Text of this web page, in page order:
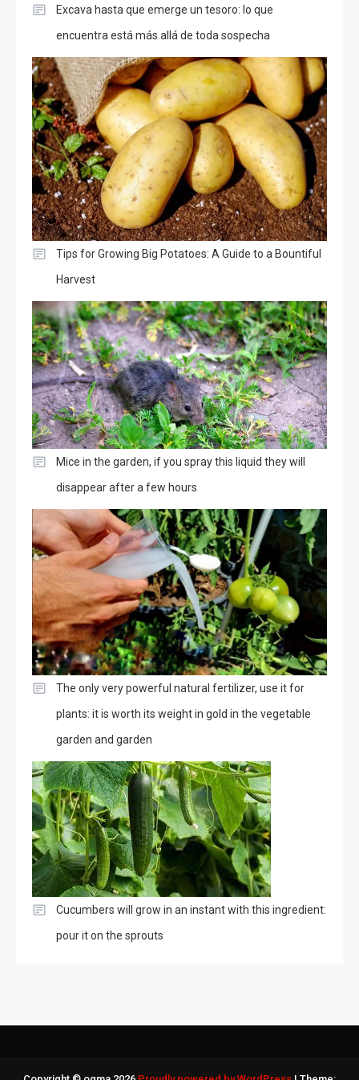
Excava hasta que emerge un tesoro: lo que
encuentra está más allá de toda sospecha
Tips for Growing Big Potatoes: A Guide to a Bountiful
Harvest
Mice in the garden, if you spray this liquid they will
disappear after a few hours
The only very powerful natural fertilizer, use it for
plants: it is worth its weight in gold in the vegetable
garden and garden
Cucumbers will grow in an instant with this ingredient:
pour it on the sprouts